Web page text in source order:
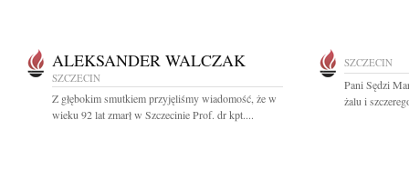
ALEKSANDER WALCZAK
SZCZECIN
Z głębokim smutkiem przyjęliśmy wiadomość, że w
wieku 92 lat zmarł w Szczecinie Prof. dr kpt....
SZCZECIN
Pani Sędzi
żalu i